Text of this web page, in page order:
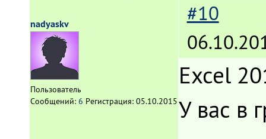
nadyaskv
Пользователь
Сообщений: 6 Регистрация: 05.10.2015
#10
Excel
У вас в